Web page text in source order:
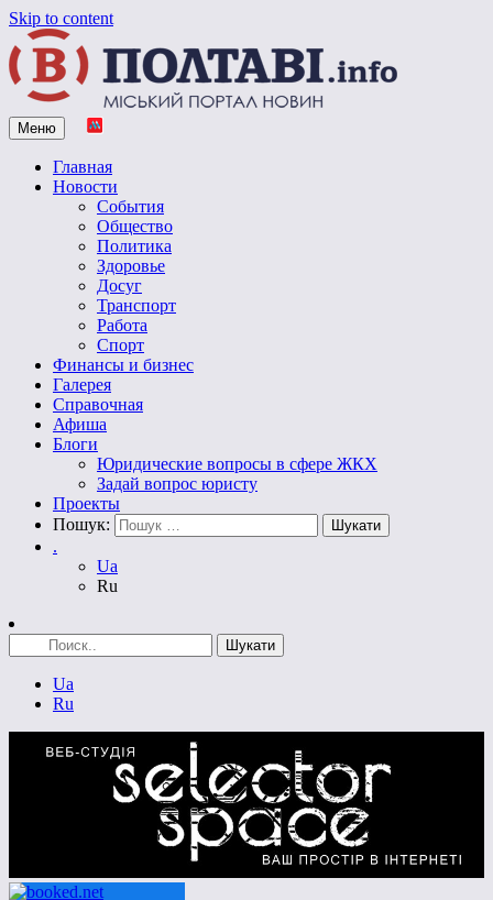
Skip to content
Vpoltave.info
Полтавский портал новостей
Меню
Главная
Новости
События
Общество
Политика
Здоровье
Досуг
Транспорт
Работа
Спорт
Финансы и бизнес
Галерея
Справочная
Афиша
Блоги
Юридические вопросы в сфере ЖКХ
Задай вопрос юристу
Проекты
Пошук:
.
Ua
Ru
Ua
Ru